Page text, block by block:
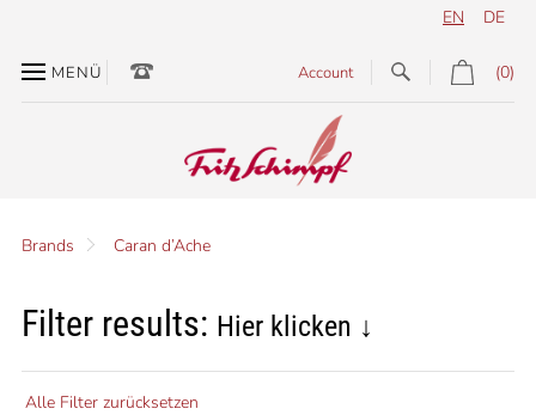
DE
EN
MENÜ (0)
Account
Brands Caran d’Ache
Filter results: Hier klicken ↓
Alle Filter zurücksetzen